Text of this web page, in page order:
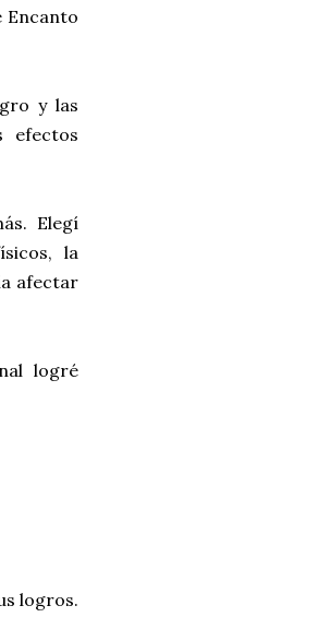
Encanto
y las
efectos
Elegí
la
afectar
logré
logros.